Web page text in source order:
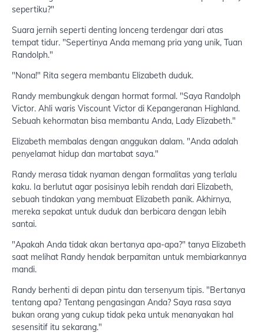
sepertiku?"
Suara jernih seperti denting lonceng terdengar dari atas
tempat tidur. "Sepertinya Anda memang pria yang unik, Tuan
Randolph."
"Nona!" Rita segera membantu Elizabeth duduk.
Randy membungkuk dengan hormat formal. "Saya Randolph
Victor. Ahli waris Viscount Victor di Kepangeranan Highland.
Sebuah kehormatan bisa membantu Anda, Lady Elizabeth."
Elizabeth membalas dengan anggukan dalam. "Anda adalah
penyelamat hidup dan martabat saya."
Randy merasa tidak nyaman dengan formalitas yang terlalu
kaku. Ia berlutut agar posisinya lebih rendah dari Elizabeth,
sebuah tindakan yang membuat Elizabeth panik. Akhirnya,
mereka sepakat untuk duduk dan berbicara dengan lebih
santai.
"Apakah Anda tidak akan bertanya apa-apa?" tanya Elizabeth
saat melihat Randy hendak berpamitan untuk membiarkannya
mandi.
Randy berhenti di depan pintu dan tersenyum tipis. "Bertanya
tentang apa? Tentang pengasingan Anda? Saya rasa saya
bukan orang yang cukup tidak peka untuk menanyakan hal
sesensitif itu sekarang."